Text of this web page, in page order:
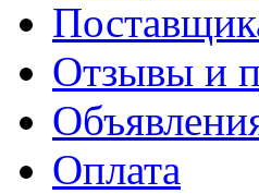
Отзывы и
Оплата